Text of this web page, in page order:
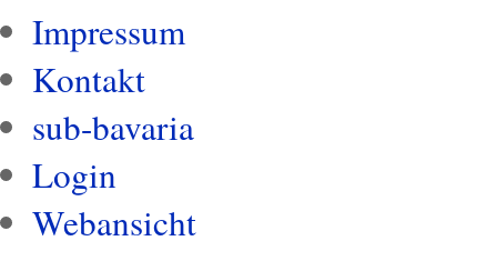
Impressum
Kontakt
sub-bavaria
Login
Webansicht